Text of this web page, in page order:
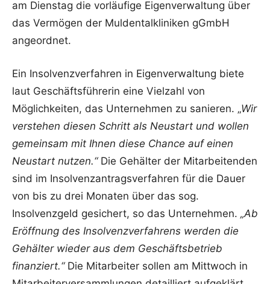
am Dienstag die vorläufige Eigenverwaltung über
das Vermögen der Muldentalkliniken gGmbH
angeordnet.
Ein Insolvenzverfahren in Eigenverwaltung biete
laut Geschäftsführerin eine Vielzahl von
Möglichkeiten, das Unternehmen zu sanieren. „Wir
verstehen diesen Schritt als Neustart und wollen
gemeinsam mit Ihnen diese Chance auf einen
Neustart nutzen.“Die Gehälter der Mitarbeitenden
sind im Insolvenzantragsverfahren für die Dauer
von bis zu drei Monaten über das sog.
Insolvenzgeld gesichert, so das Unternehmen. „Ab
Eröffnung des Insolvenzverfahrens werden die
Gehälter wieder aus dem Geschäftsbetrieb
finanziert.“ Die Mitarbeiter sollen am Mittwoch in